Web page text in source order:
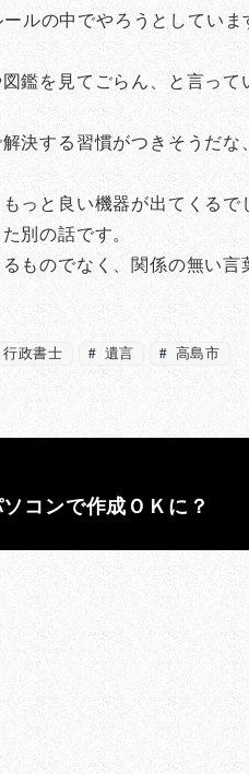
ルの中でやろうとしていま
鑑を見てごらん、と言って
決する習慣がつきそうだな
っと良い機器が出てくるで
別の話です。
ものでなく、関係の無い言
行政書士 遺言 高島市
コンで作成ＯＫに？